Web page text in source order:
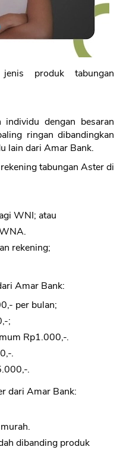
produk tabungan
dengan besaran
ringan dibandingkan
lain dari Amar Bank.
tabungan Aster di
WNI; atau
rekening;
Amar Bank:
per bulan;
;
Rp1.000,-.
.
.
dari Amar Bank:
dibanding produk